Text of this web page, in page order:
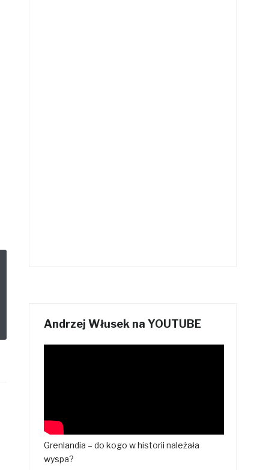
Andrzej Włusek na YOUTUBE
Grenlandia – do kogo w historii należała
wyspa?